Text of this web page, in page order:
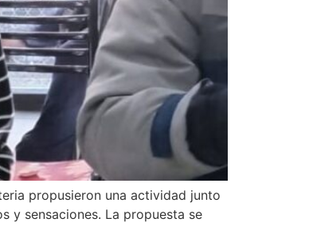
propusieron una actividad junto
y sensaciones. La propuesta se